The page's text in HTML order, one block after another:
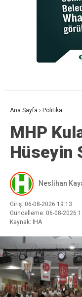
Ana Sayfa › Politika
MHP
Hüseyin
Neslihan
Giriş: 06-08-2026 19:13
Güncelleme: 06-08-2026
Kaynak: İHA